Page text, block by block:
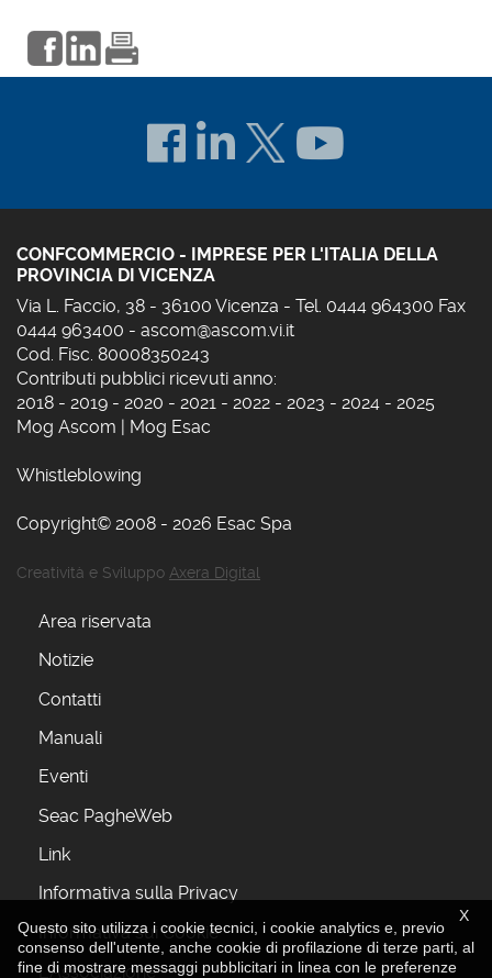
X
Questo sito utilizza i cookie tecnici, i cookie analytics e, previo
consenso dell'utente, anche cookie di profilazione di terze parti, al
fine di mostrare messaggi pubblicitari in linea con le preferenze
CONFCOMMERCIO - IMPRESE PER L'ITALIA DELLA
PROVINCIA DI VICENZA
Via L. Faccio, 38 - 36100 Vicenza - Tel. 0444 964300 Fax
0444 963400 - ascom@ascom.vi.it
Cod. Fisc. 80008350243
Contributi pubblici ricevuti anno:
2018 - 2019 - 2020 - 2021 - 2022 - 2023 - 2024 - 2025
Mog Ascom | Mog Esac
Whistleblowing
Copyright© 2008 - 2026 Esac Spa
Creatività e Sviluppo Axera Digital
Area riservata
Notizie
Contatti
Manuali
Eventi
Seac PagheWeb
Link
Informativa sulla Privacy
Informativa sui Cookie
L'Associazione